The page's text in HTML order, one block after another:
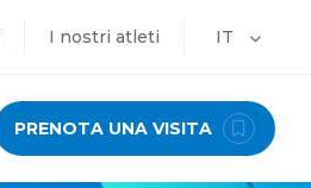
I nostri atleti IT
PRENOTA UNA VISITA